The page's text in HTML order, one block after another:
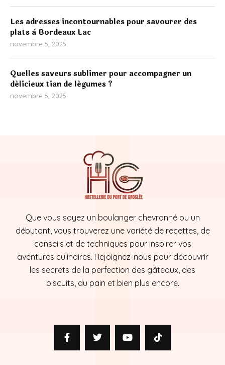
Les adresses incontournables pour savourer des
plats à Bordeaux Lac
novembre 5, 2025
Quelles saveurs sublimer pour accompagner un
délicieux tian de légumes ?
novembre 5, 2025
Que vous soyez un boulanger chevronné ou un
débutant, vous trouverez une variété de recettes, de
conseils et de techniques pour inspirer vos
aventures culinaires. Rejoignez-nous pour découvrir
les secrets de la perfection des gâteaux, des
biscuits, du pain et bien plus encore.